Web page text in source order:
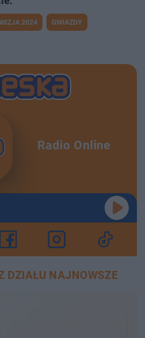
2024 GWIAZDY
Radio Online
DZIAŁU NAJNOWSZE